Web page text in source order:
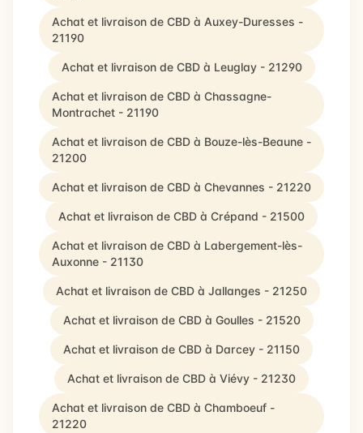
Achat et livraison de CBD à Auxey-Duresses -
21190
Achat et livraison de CBD à Leuglay - 21290
Achat et livraison de CBD à Chassagne-
Montrachet - 21190
Achat et livraison de CBD à Bouze-lès-Beaune -
21200
Achat et livraison de CBD à Chevannes - 21220
Achat et livraison de CBD à Crépand - 21500
Achat et livraison de CBD à Labergement-lès-
Auxonne - 21130
Achat et livraison de CBD à Jallanges - 21250
Achat et livraison de CBD à Goulles - 21520
Achat et livraison de CBD à Darcey - 21150
Achat et livraison de CBD à Viévy - 21230
Achat et livraison de CBD à Chamboeuf -
21220